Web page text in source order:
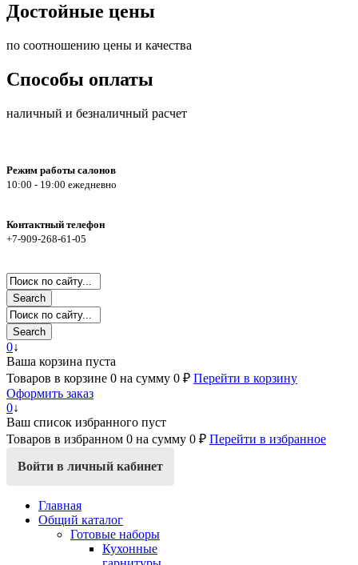
Достойные цены
по соотношению цены и качества
Способы оплаты
наличный и безналичный расчет
Режим работы салонов
10:00 - 19:00 ежедневно
Контактный телефон
+7-909-268-61-05
Search
Search
0↓
Ваша корзина пуста
Товаров в корзине 0 на сумму 0 ₽ Перейти в корзину
Оформить заказ
0↓
Ваш список избранного пуст
Товаров в избранном 0 на сумму 0 ₽ Перейти в избранное
Войти в личный кабинет
Главная
Общий каталог
Готовые наборы
Кухонные